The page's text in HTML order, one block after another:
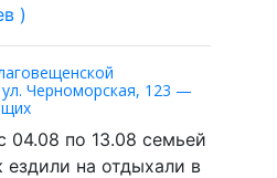
)
Черноморская, 123 —
04.08 по 13.08 семьей
ездили на отдыхали в